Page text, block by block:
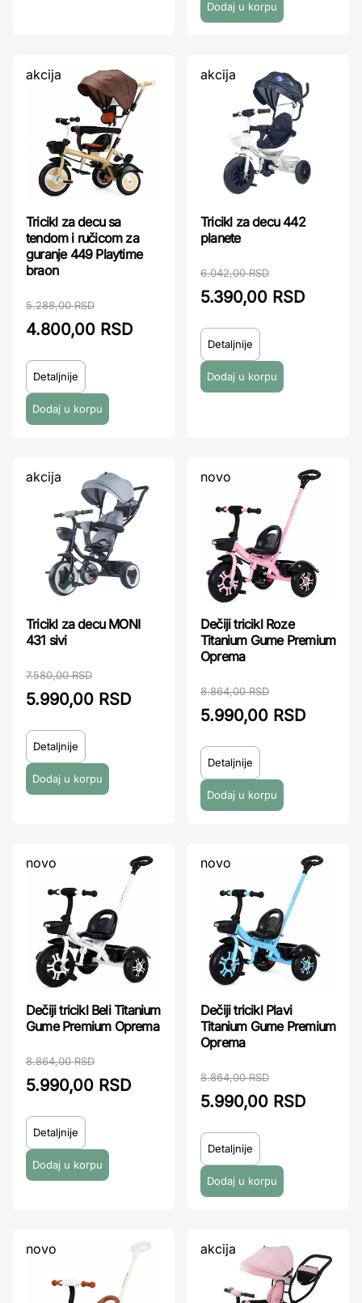
akcija
Tricikl za decu sa
tendom i ručicom za
guranje 449 Playtime
braon
5.288,00 RSD
4.800,00 RSD
Detaljnije
akcija
Tricikl za decu 442
planete
6.042,00 RSD
5.390,00 RSD
Detaljnije
akcija
Tricikl za decu MONI
431 sivi
7.580,00 RSD
5.990,00 RSD
Detaljnije
novo
Dečiji tricikl Roze
Titanium Gume Premium
Oprema
8.864,00 RSD
5.990,00 RSD
Detaljnije
novo
Dečiji tricikl Beli Titanium
Gume Premium Oprema
8.864,00 RSD
5.990,00 RSD
Detaljnije
novo
Dečiji tricikl Plavi
Titanium Gume Premium
Oprema
8.864,00 RSD
5.990,00 RSD
Detaljnije
novo akcija